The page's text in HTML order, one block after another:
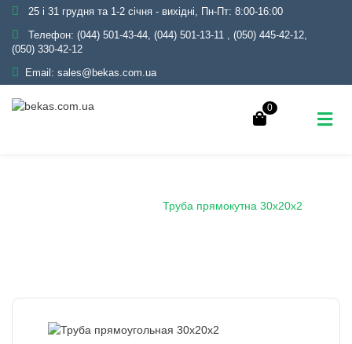
25 і 31 грудня та 1-2 січня - вихідні, Пн-Пт: 8:00-16:00
Телефон: (044) 501-43-44, (044) 501-13-11 , (050) 445-42-12,
(050) 330-42-12
Email: sales@bekas.com.ua
0
Труба прямокутна 30х20х2